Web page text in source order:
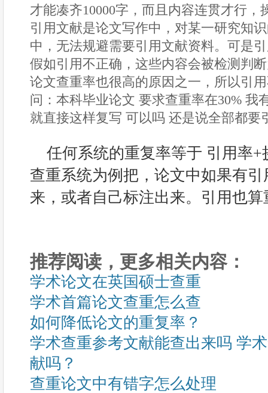
才能凑齐10000字，而且内容连贯才行，
引用文献是论文写作中，对某一研究知
中，无法规避需要引用文献资料。可是
假如引用不正确，这些内容会被检测判
论文查重率也很高的原因之一，所以引
问：本科毕业论文 要求查重率在30% 我
就直接这样复写 可以吗 还是说全部都要
任何系统的重复率等于 引用率
查重系统为例把，论文中如果有
来，或者自己标注出来。引用也
推荐阅读，更多相关内容：
学术论文在英国硕士查重
学术首篇论文查重怎么查
如何降低论文的重复率？
学术查重参考文献能查出来吗 学
献吗？
查重论文中有错字怎么处理